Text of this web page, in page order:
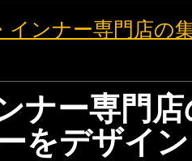
インナー専門店の
ナー専門
をデザイ